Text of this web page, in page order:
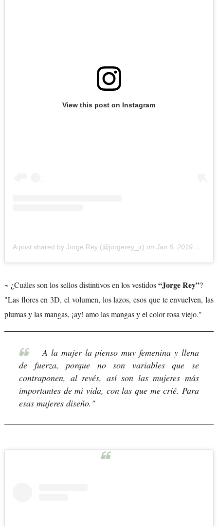
View this post on Instagram
A post shared by Jorge Rey (@jorgerey_jr) onJan 6, 2019 at 1:01pm PST
~ ¿Cuáles son los sellos distintivos en los vestidos“Jorge Rey”?
"Las flores en 3D, el volumen, los lazos, esos que te envuelven, las
plumas y las mangas, ¡ay! amo las mangas y el color rosa viejo."
A la mujer la pienso muy femenina y llena
de fuerza, porque no son variables que se
contraponen, al revés, así son las mujeres más
importantes de mi vida, con las que me crié. Para
esas mujeres diseño."